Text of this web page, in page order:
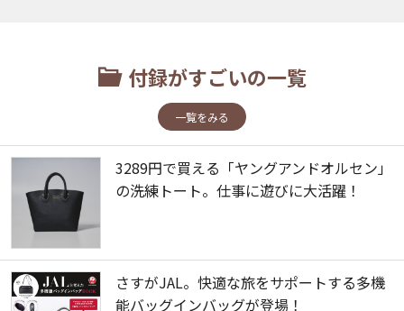
付録がすごいの一覧
一覧をみる
3289円で買える「ヤングアンドオルセン」
の洗練トート。仕事に遊びに大活躍！
さすがJAL。快適な旅をサポートする多機
能バッグインバッグが登場！